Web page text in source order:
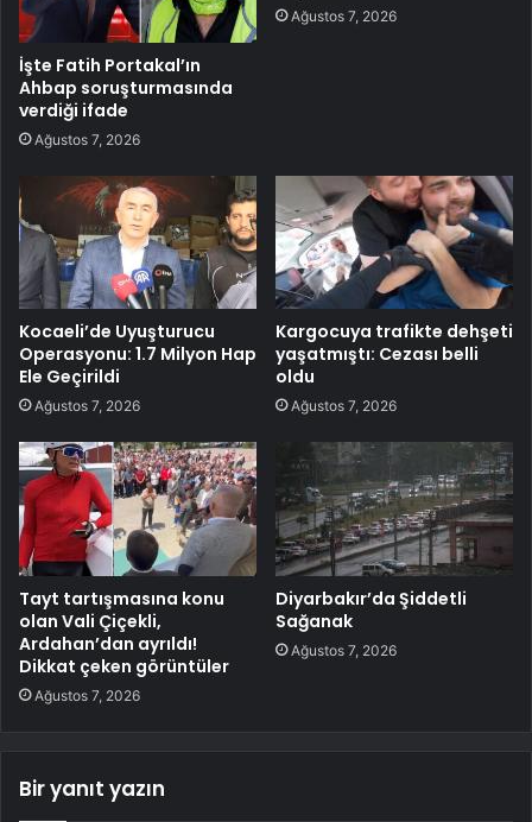
İşte Fatih Portakal’ın
Ahbap soruşturmasında
verdiği ifade
Ağustos 7, 2026
Ağustos 7, 2026
Kocaeli’de Uyuşturucu
Operasyonu: 1.7 Milyon Hap
Ele Geçirildi
Ağustos 7, 2026
Kargocuya trafikte dehşeti
yaşatmıştı: Cezası belli
oldu
Ağustos 7, 2026
Tayt tartışmasına konu
olan Vali Çiçekli,
Ardahan’dan ayrıldı!
Dikkat çeken görüntüler
Ağustos 7, 2026
Diyarbakır’da Şiddetli
Sağanak
Ağustos 7, 2026
Bir yanıt yazın